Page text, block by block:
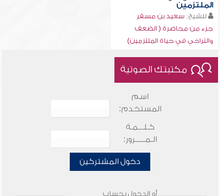
الملتزمين
للشيخ: سعيد بن مسفر
جزء من محاضرة ( الضعف
والتراخي في حياة الملتزمين)
مكتبتك الصوتية
اسم
المستخدم:
كـلـــمـة
الـمـــــرور:
دخول المشتركين
أو الدخول بحساب